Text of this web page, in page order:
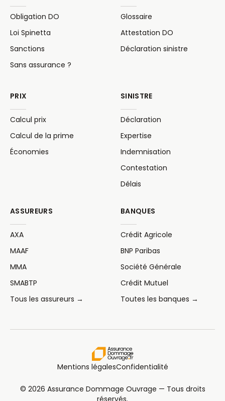
Obligation DO
Loi Spinetta
Sanctions
Sans assurance ?
Glossaire
Attestation DO
Déclaration sinistre
PRIX
Calcul prix
Calcul de la prime
Économies
SINISTRE
Déclaration
Expertise
Indemnisation
Contestation
Délais
ASSUREURS
AXA
MAAF
MMA
SMABTP
Tous les assureurs →
BANQUES
Crédit Agricole
BNP Paribas
Société Générale
Crédit Mutuel
Toutes les banques →
Mentions légalesConfidentialité
© 2026 Assurance Dommage Ouvrage — Tous droits
réservés.